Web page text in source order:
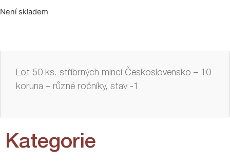
Kategorie
Není skladem
Lot 50 ks. stříbrných mincí Československo – 10
koruna – různé ročníky, stav -1